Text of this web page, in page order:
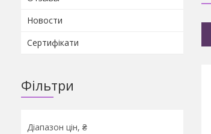
Новости
Сертифікати
Фільтри
Діапазон цін, ₴